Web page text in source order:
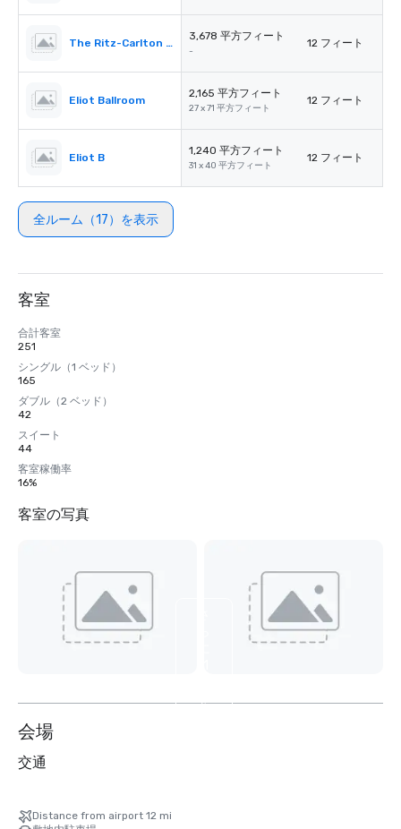
The Ritz-Carlton Pre-Function
3,678 平方フィート
-
12 フィート
Eliot Ballroom
2,165 平方フィート
27 x 71 平方フィート
12 フィート
Eliot B
1,240 平方フィート
31 x 40 平方フィート
12 フィート
全ルーム（17）を表示
客室
合計客室
251
シングル（1 ベッド）
165
ダブル（2 ベッド）
42
スイート
44
客室稼働率
16%
客室の写真
を
会場
交通
Distance from airport 12 mi